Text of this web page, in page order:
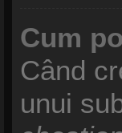
Cum
Când
unui